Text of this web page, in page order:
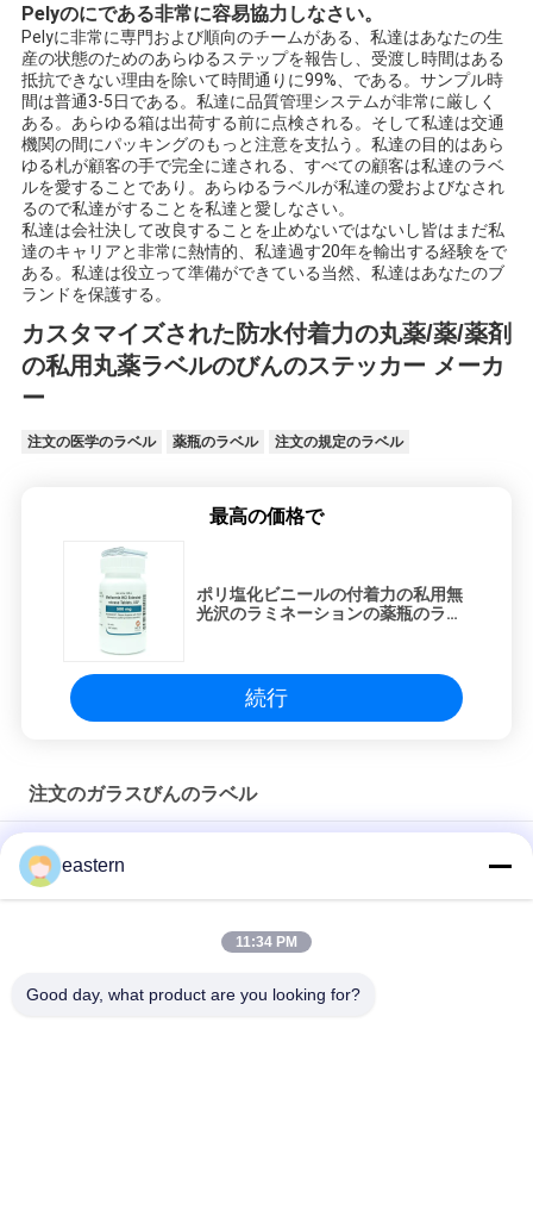
Pelyのにである非常に容易協力しなさい。
Pelyに非常に専門および順向のチームがある、私達はあなたの生
産の状態のためのあらゆるステップを報告し、受渡し時間はある
抵抗できない理由を除いて時間通りに99%、である。サンプル時
間は普通3-5日である。私達に品質管理システムが非常に厳しく
ある。あらゆる箱は出荷する前に点検される。そして私達は交通
機関の間にパッキングのもっと注意を支払う。私達の目的はあら
ゆる札が顧客の手で完全に達される、すべての顧客は私達のラベ
ルを愛することであり。あらゆるラベルが私達の愛およびなされ
るので私達がすることを私達と愛しなさい。
私達は会社決して改良することを止めないではないし皆はまだ私
達のキャリアと非常に熱情的、私達過す20年を輸出する経験をで
ある。私達は役立って準備ができている当然、私達はあなたのブ
ランドを保護する。
カスタマイズされた防水付着力の丸薬/薬/薬剤
の私用丸薬ラベルのびんのステッカー メーカ
ー
注文の医学のラベル 薬瓶のラベル 注文の規定のラベル
最高の価格で
ポリ塩化ビニールの付着力の私用無
光沢のラミネーションの薬瓶のラベ
続行
注文のガラスびんのラベル
Sus 250 10ml ガラスバイアルラベル
10mlボトルのための個別ラベル
HG H 100IU 10 バイアル ラベル ソマトロピン 1 バイアル ラベル
eastern
11:34 PM
Good day, what product are you looking for?